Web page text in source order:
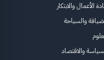
الأعمال والابتكار
والسياحة
والاقتصاد